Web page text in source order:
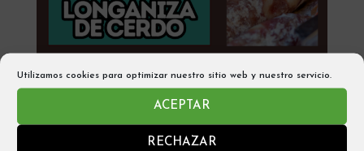
Utilizamos cookies para optimizar nuestro sitio web y nuestro servicio.
ACEPTAR
RECHAZAR
EMBUTIDOS ARTESANOS LONGANIZA
SECA – AINSA (2 Piezas – 500gr aprox)